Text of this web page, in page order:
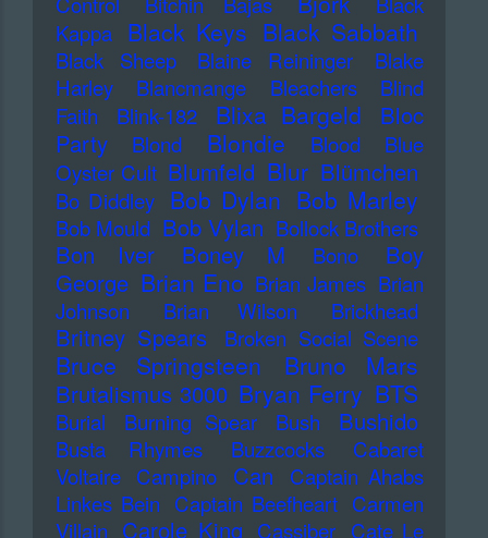
Kappa Black Keys Black Sabbath
Black Sheep Blaine Reininger
Blake
Harley
Blancmange Bleachers
Blind
Faith
Blink-182 Blixa Bargeld
Bloc
Party
Blond Blondie Blood
Blue
Oyster Cult Blumfeld Blur Blümchen
Bo Diddley Bob Dylan Bob Marley
Bob Mould Bob Vylan Bollock Brothers
Bon Iver Boney M Bono
Boy
George Brian Eno Brian James Brian
Johnson
Brian Wilson Brickhead
Britney Spears Broken Social Scene
Bruce Springsteen Bruno Mars
Brutalismus 3000 Bryan Ferry BTS
Burial Burning Spear Bush Bushido
Busta Rhymes Buzzcocks
Cabaret
Voltaire Campino Can
Captain Ahabs
Linkes Bein Captain Beefheart Carmen
Villain Carole King Cassiber Cate Le